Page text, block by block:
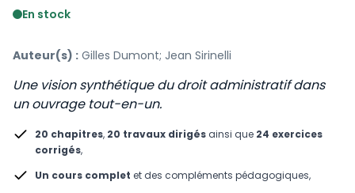
En stock
Auteur(s) : Gilles Dumont; Jean Sirinelli
Une vision synthétique du droit administratif​ dans
un ouvrage tout-en-un.
20 chapitres, 20 travaux dirigés ainsi que 24 exercices
corrigés​,
Un cours complet et des compléments pédagogiques,